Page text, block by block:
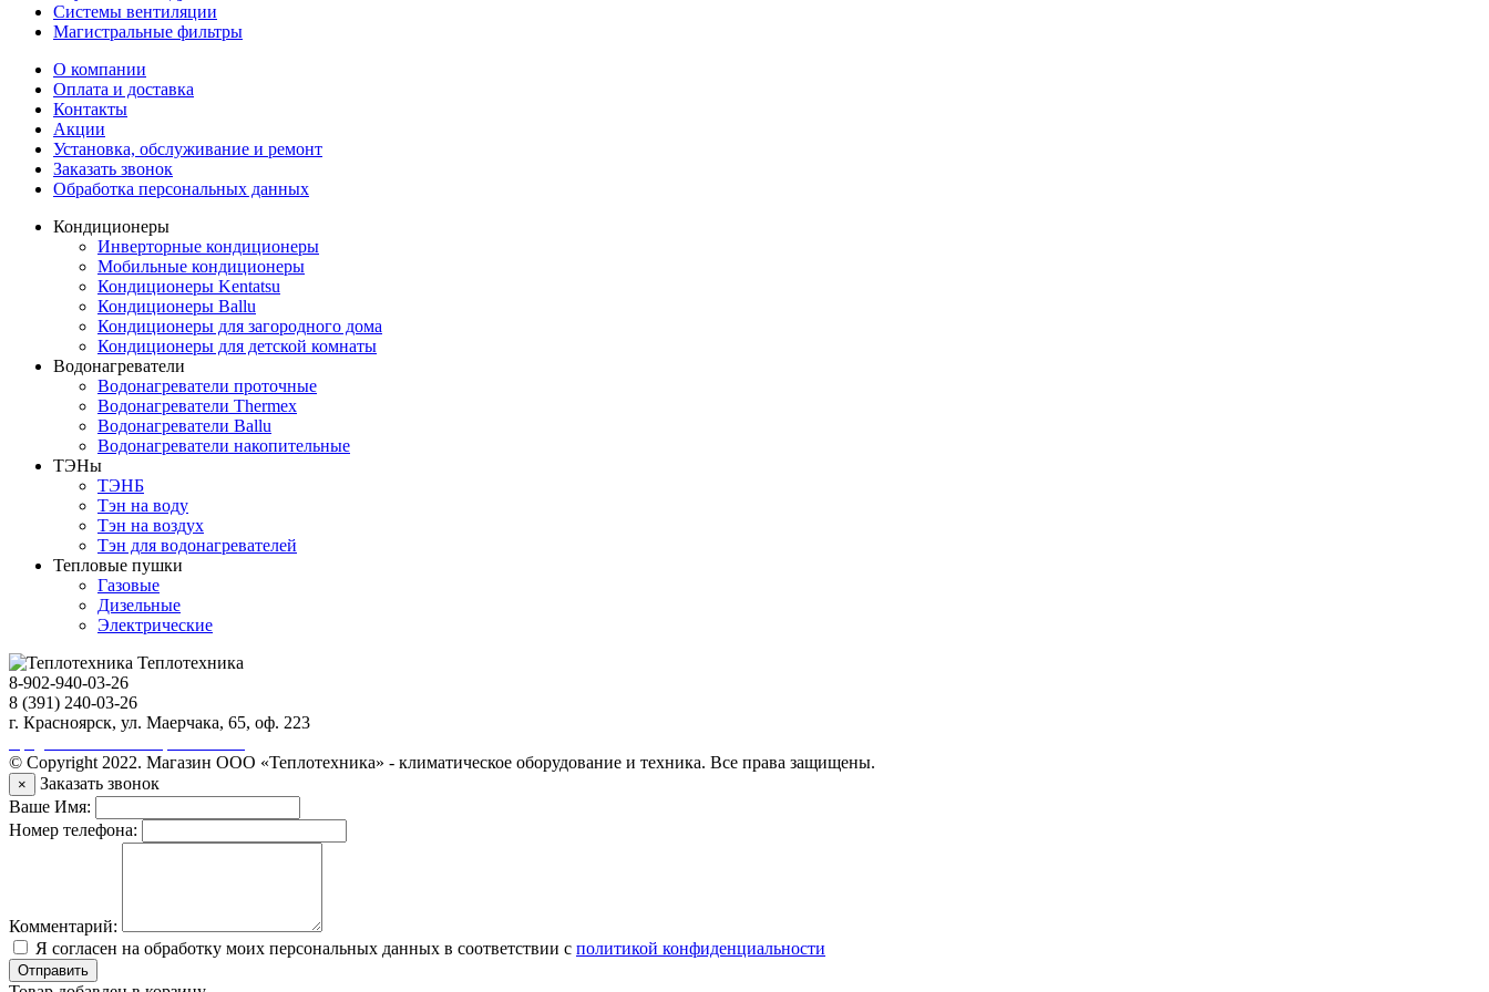
Системы вентиляции
Магистральные фильтры
О компании
Оплата и доставка
Контакты
Акции
Установка, обслуживание и ремонт
Заказать звонок
Обработка персональных данных
Кондиционеры
Инверторные кондиционеры
Мобильные кондиционеры
Кондиционеры Kentatsu
Кондиционеры Ballu
Кондиционеры для загородного дома
Кондиционеры для детской комнаты
Водонагреватели
Водонагреватели проточные
Водонагреватели Thermex
Водонагреватели Ballu
Водонагреватели накопительные
ТЭНы
ТЭНБ
Тэн на воду
Тэн на воздух
Тэн для водонагревателей
Тепловые пушки
Газовые
Дизельные
Электрические
Теплотехника
8-902-940-03-26
8 (391) 240-03-26
г. Красноярск, ул. Маерчака, 65, оф. 223
© Copyright 2022. Магазин ООО «Теплотехника» - климатическое оборудование и техника. Все права защищены.
×
Заказать звонок
Ваше Имя:
Номер телефона:
Комментарий:
Я согласен на обработку моих персональных данных в соответствии с политикой конфиденциальности
Отправить